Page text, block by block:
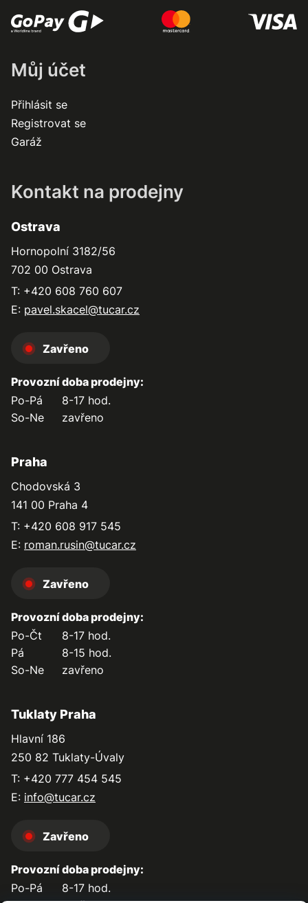
Můj účet
Přihlásit se
Registrovat se
Garáž
Kontakt na prodejny
Ostrava
Hornopolní 3182/56
702 00 Ostrava
T: +420 608 760 607
E: pavel.skacel@tucar.cz
Zavřeno
Provozní doba prodejny:
Po-Pá
8-17 hod.
So-Ne
zavřeno
Praha
Chodovská 3
141 00 Praha 4
T: +420 608 917 545
E: roman.rusin@tucar.cz
Zavřeno
Provozní doba prodejny:
Po-Čt
8-17 hod.
Pá
8-15 hod.
So-Ne
zavřeno
Tuklaty Praha
Hlavní 186
250 82 Tuklaty-Úvaly
T: +420 777 454 545
E: info@tucar.cz
Zavřeno
Provozní doba prodejny:
Po-Pá
8-17 hod.